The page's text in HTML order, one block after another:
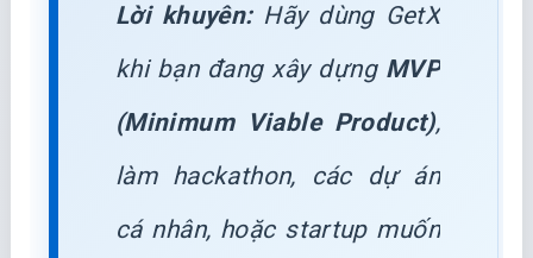
Lời khuyên:Hãy dùng GetX
khi bạn đang xây dựng MVP
(Minimum Viable Product),
làm hackathon, các dự án
cá nhân, hoặc startup muốn